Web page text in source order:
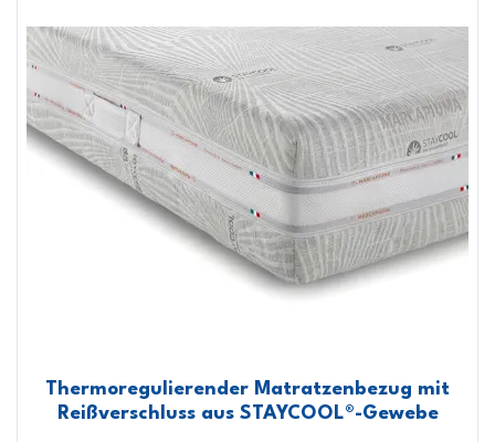
Thermoregulierender Matratzenbezug mit
Reißverschluss aus STAYCOOL®-Gewebe